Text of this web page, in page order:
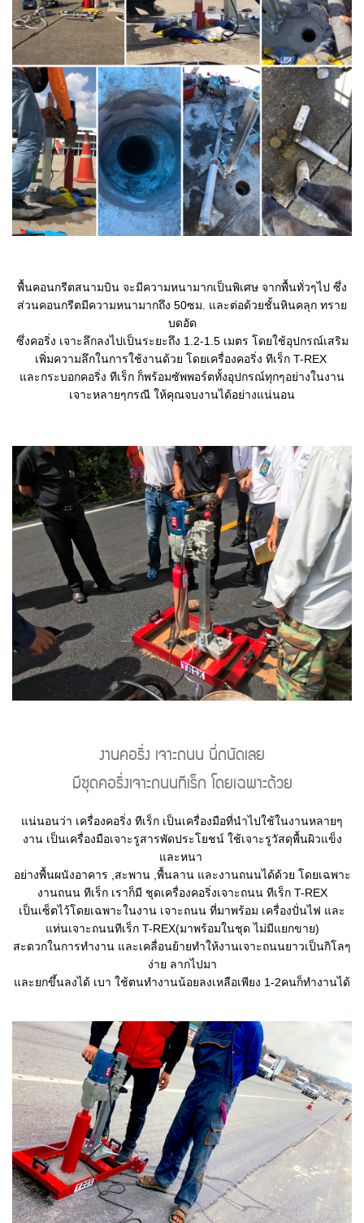
พื้นคอนกรีตสนามบิน จะมีความหนามากเป็นพิเศษ จากพื้นทั่วๆไป ซึ่ง
ส่วนคอนกรีตมีความหนามากถึง 50ซม. และต่อด้วยชั้นหินคลุก ทราย
บดอัด
ซึ่งคอริ่ง เจาะลึกลงไปเป็นระยะถึง 1.2-1.5 เมตร โดยใช้อุปกรณ์เสริม
เพิ่มความลึกในการใช้งานด้วย โดยเครื่องคอริ่ง ทีเร็ก T-REX
และกระบอกคอริ่ง ทีเร็ก ก็พร้อมซัพพอร์ตทั้งอุปกรณ์ทุกๆอย่างในงาน
เจาะหลายๆกรณี ให้คุณจบงานได้อย่างแน่นอน
งานคอริ่ง เจาะถนน นี่ถนัดเลย
มีชุดคอริ่งเจาะถนนทีเร็ก โดยเฉพาะด้วย
แน่นอนว่า เครื่องคอริ่ง ทีเร็ก เป็นเครื่องมือที่นำไปใช้ในงานหลายๆ
งาน เป็นเครื่องมือเจาะรูสารพัดประโยชน์ ใช้เจาะรูวัสดุพื้นผิวแข็ง
และหนา
อย่างพื้นผนังอาคาร ,สะพาน ,พื้นลาน และงานถนนได้ด้วย โดยเฉพาะ
งานถนน ทีเร็ก เราก็มี ชุดเครื่องคอริ่งเจาะถนน ทีเร็ก T-REX
เป็นเซ็ตไว้โดยเฉพาะในงาน เจาะถนน ที่มาพร้อม เครื่องปั่นไฟ และ
แท่นเจาะถนนทีเร็ก T-REX(มาพร้อมในชุด ไม่มีแยกขาย)
สะดวกในการทำงาน และเคลื่อนย้ายทำให้งานเจาะถนนยาวเป็นกิโลๆ
ง่าย ลากไปมา
และยกขึ้นลงได้ เบา ใช้ตนทำงานน้อยลงเหลือเพียง 1-2คนก็ทำงานได้